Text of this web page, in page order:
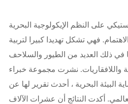
على النظم الإيكولوجية البحرية
فهي تشكل تهديدا كبيرا لتربية
في ذلك العديد من الطيور والسلاحف
واللافقاريات. نشرت مجموعة خبراء
البيئة البحرية ، أحدث تقرير لها عن
أكدت النتائج أن عشرات الآلاف